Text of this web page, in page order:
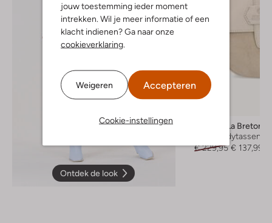
jouw toestemming ieder moment
intrekken. Wil je meer informatie of een
klacht indienen? Ga naar onze
cookieverklaring.
Weigeren Accepteren
Cookie-instellingen
Ontdek de look
Fred De La
Crossbodytassen
€ 229,95 € 137,99